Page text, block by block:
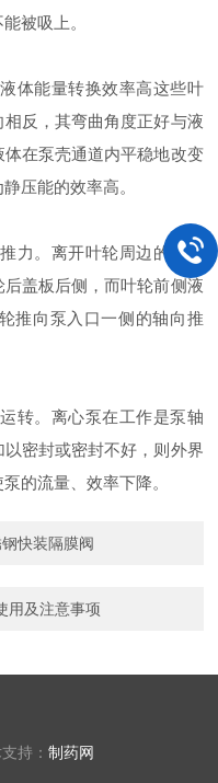
被吸上。
能量转换效率高这些叶
反，其弯曲角度正好与液
在泵壳通道内平稳地改变
压能的效率高。
。离开叶轮周边的液体
盖板后侧，而叶轮前侧液
推向泵入口一侧的轴向推
。离心泵在工作是泵轴
密封或密封不好，则外界
的流量、效率下降。
快装隔膜阀
用及注意事项
持：制药网